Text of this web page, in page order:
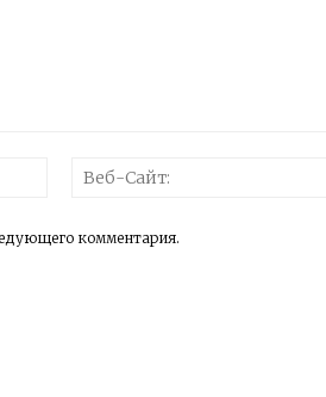
Электронная
комментария.